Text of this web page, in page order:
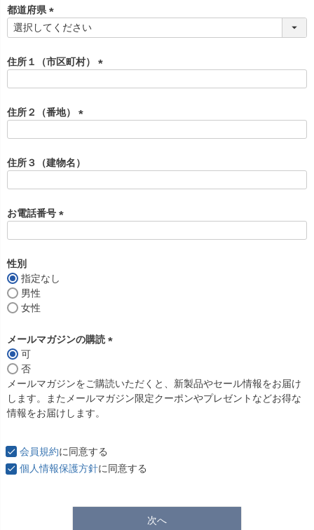
須
)
都道府県
(
須
)
住所１（市区町村）
)
住所２（番地）
須
)
住所３（建物名）
お電話番号
性別
指定なし
男性
女性
メールマガジンの購読
須
)
可
否
メールマガジンをご購読いただくと、新製品やセール情報をお届け
します。またメールマガジン限定クーポンやプレゼントなどお得な
情報をお届けします。
会員規約に同意する
個人情報保護方針に同意する
次へ